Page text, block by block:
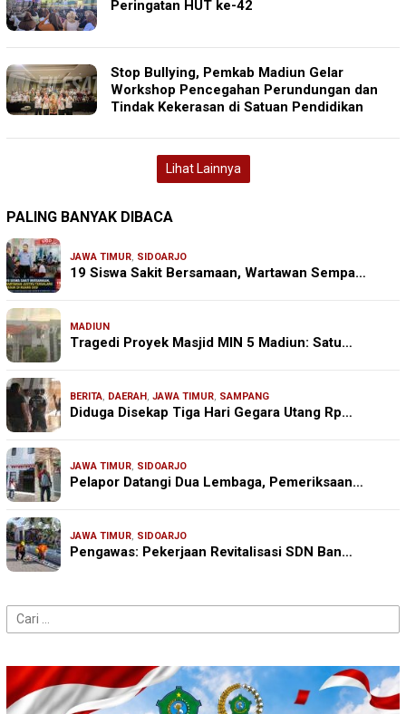
Peringatan HUT ke-42
Stop Bullying, Pemkab Madiun Gelar
Workshop Pencegahan Perundungan dan
Tindak Kekerasan di Satuan Pendidikan
Lihat Lainnya
PALING BANYAK DIBACA
JAWA TIMUR, SIDOARJO
19 Siswa Sakit Bersamaan, Wartawan Sempa…
MADIUN
Tragedi Proyek Masjid MIN 5 Madiun: Satu…
BERITA, DAERAH, JAWA TIMUR, SAMPANG
Diduga Disekap Tiga Hari Gegara Utang Rp…
JAWA TIMUR, SIDOARJO
Pelapor Datangi Dua Lembaga, Pemeriksaan…
JAWA TIMUR, SIDOARJO
Pengawas: Pekerjaan Revitalisasi SDN Ban…
Cari
untuk: